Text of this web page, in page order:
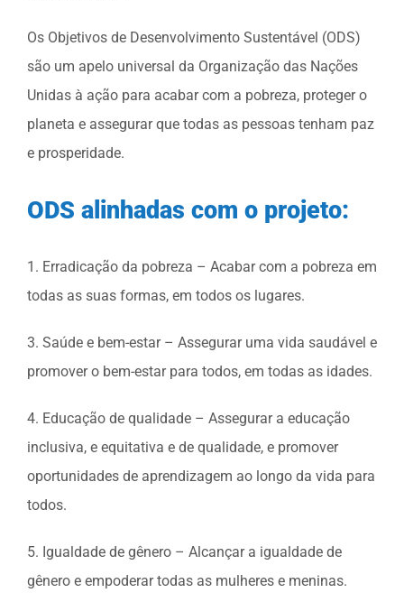
Os Objetivos de Desenvolvimento Sustentável (ODS)
são um apelo universal da Organização das Nações
Unidas à ação para acabar com a pobreza, proteger o
planeta e assegurar que todas as pessoas tenham paz
e prosperidade.
ODS alinhadas com o projeto:
1. Erradicação da pobreza – Acabar com a pobreza em
todas as suas formas, em todos os lugares.
3. Saúde e bem-estar – Assegurar uma vida saudável e
promover o bem-estar para todos, em todas as idades.
4. Educação de qualidade – Assegurar a educação
inclusiva, e equitativa e de qualidade, e promover
oportunidades de aprendizagem ao longo da vida para
todos.
5. Igualdade de gênero – Alcançar a igualdade de
gênero e empoderar todas as mulheres e meninas.